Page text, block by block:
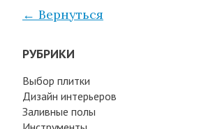
← Вернуться
РУБРИКИ
Выбор плитки
Дизайн интерьеров
Заливные полы